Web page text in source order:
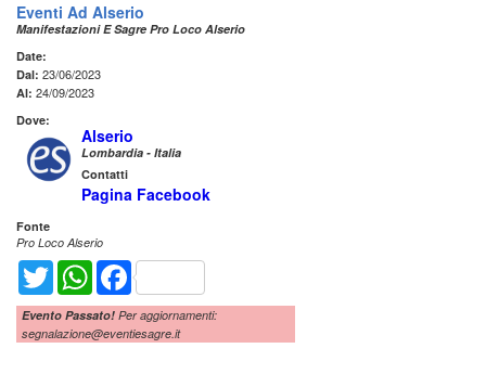
Eventi Ad Alserio
Manifestazioni E Sagre Pro Loco Alserio
Date:
Dal: 23/06/2023
Al: 24/09/2023
Dove:
Alserio
Lombardia - Italia
Contatti
Pagina Facebook
Fonte
Pro Loco Alserio
Twitter WhatsAppFacebook
Evento Passato! Per aggiornamenti:
segnalazione@eventiesagre.it